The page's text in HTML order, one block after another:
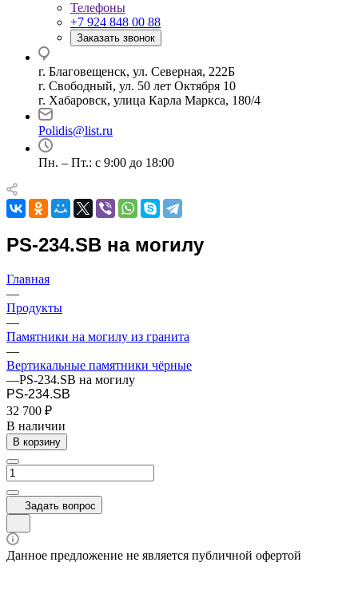
Телефоны
+7 924 848 00 88
Заказать звонок
г. Благовещенск, ул. Северная, 222Б
г. Свободный, ул. 50 лет Октября 10
г. Хабаровск, улица Карла Маркса, 180/4
Polidis@list.ru
Пн. – Пт.: с 9:00 до 18:00
PS-234.SB на могилу
Главная
—
Продукты
—
Памятники на могилу из гранита
—
Вертикальные памятники чёрные
—PS-234.SB на могилу
PS-234.SB
32 700 ₽
В наличии
В корзину
Задать вопрос
Данное предложение не является публичной офертой